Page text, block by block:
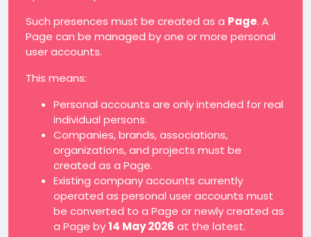
Such presences must be created as a Page. A
Page can be managed by one or more personal
user accounts.
This means:
Personal accounts are only intended for real
individual persons.
Companies, brands, associations,
organizations, and projects must be
created as a Page.
Existing company accounts currently
operated as personal user accounts must
be converted to a Page or newly created as
a Page by14 May 2026 at the latest.